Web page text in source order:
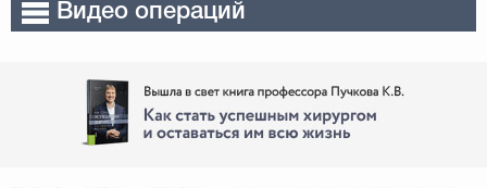
Видео операций